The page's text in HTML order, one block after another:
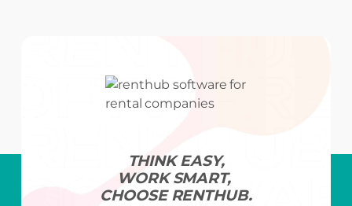
THINK EASY,
WORK SMART,
CHOOSE RENTHUB.